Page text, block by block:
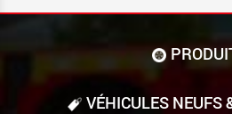
VÉHICULES NEUFS